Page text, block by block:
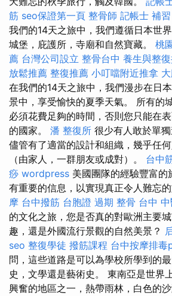
筋 seo保證第一頁 整骨師 記帳士 補習
我們的14天之旅中，我們遵循日本世
城堡，庇護所，寺廟和自然寶藏。 桃
薦 台灣公司設立 整骨台中 養生與整
放鬆推薦 整復推薦 小叮噹附近推拿
在我們的14天之旅中，我們漫步在日
景中，享受愉快的夏季天氣。 所有的
必須花費足夠的時間，否則您只能在
的國家。 潘 整復所 很少有人敢於單
儘管有了適當的設計和組織，幾乎任
（由家人，一群朋友或成對）。 台中
痧 wordpress 美國團隊的經驗豐富
有重要的信息，以實現真正令人難忘的
摩 台中撥筋 台胞證 過期 整骨 台中
的文化之旅，您是否真的對歐洲主要
趣，還是外國流行景觀的自然美景？
seo 整復學徒 撥筋課程 台中按摩排毒
問，這些道路是可以為學校所學到的
史，文學還是藝術史。 東南亞是世界
興奮的地區之一，熱帶雨林，白色的